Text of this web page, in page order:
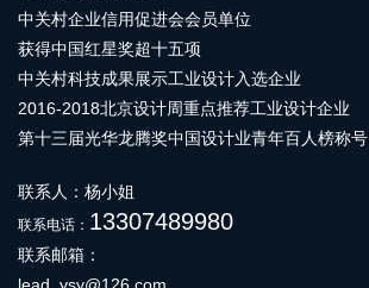
中关村企业信用促进会会员单位
获得中国红星奖超十五项
中关村科技成果展示工业设计入选企业
2016-2018北京设计周重点推荐工业设计企业
第十三届光华龙腾奖中国设计业青年百人榜称号
联系人：杨小姐
联系电话： 13307489980
联系邮箱：